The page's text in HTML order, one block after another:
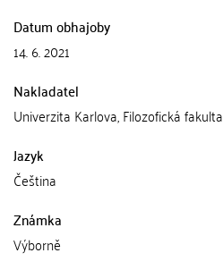
Datum obhajoby
14. 6. 2021
Nakladatel
Univerzita Karlova, Filozofická fakulta
Jazyk
Čeština
Známka
Výborně